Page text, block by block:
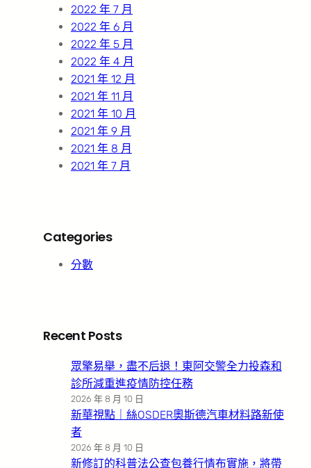
2022 年 7 月
2022 年 6 月
2022 年 5 月
2022 年 4 月
2021 年 12 月
2021 年 11 月
2021 年 10 月
2021 年 9 月
2021 年 8 月
2021 年 7 月
Categories
分數
Recent Posts
眾擎易舉，盡不后退！東阿交警全力投森和
診所減重進疫情防控任務
2026 年 8 月 10 日
新華視點｜絲OSDER奧斯德汽車材料路新使
者
2026 年 8 月 10 日
新修訂的科普法公查包養行情布實施，將帶